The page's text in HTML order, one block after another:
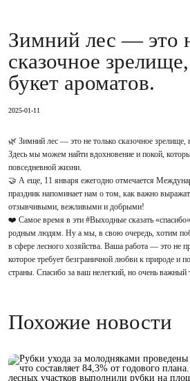
Зимний лес — это
сказочное
букет ароматов.
2025-01-11
🌿 Зимний лес — это не только сказочное зрелище,
Здесь мы можем найти вдохновение и покой,
повседневной жизни.
🤝 А еще, 11 января ежегодно отмечается
праздник напоминает нам о том, как важно
отзывчивыми, вежливыми и добрыми!
❤️ Самое время в эти #Выходные сказать
родным людям. Ну а мы, в свою очередь, хотим
в сфере лесного хозяйства. Ваша работа — это не
которое требует безграничной любви к природе и
страны. Спасибо за ваш нелегкий, но очень важный
Похожие новости